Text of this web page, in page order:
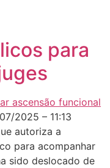
para
2025 – 11:13
autoriza a
para acompanhar
sido deslocado de